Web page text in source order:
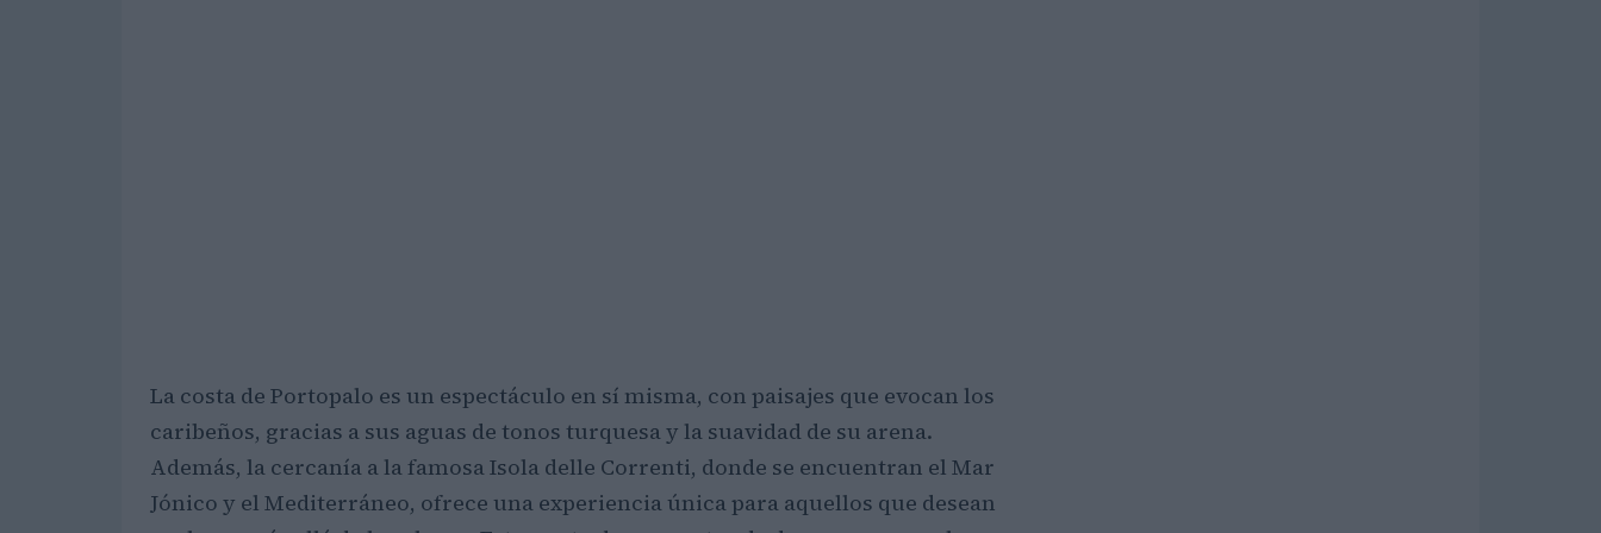
La costa de Portopalo es un espectáculo en sí misma, con paisajes que evocan los
caribeños, gracias a sus aguas de tonos turquesa y la suavidad de su arena.
Además, la cercanía a la famosa Isola delle Correnti, donde se encuentran el Mar
Jónico y el Mediterráneo, ofrece una experiencia única para aquellos que desean